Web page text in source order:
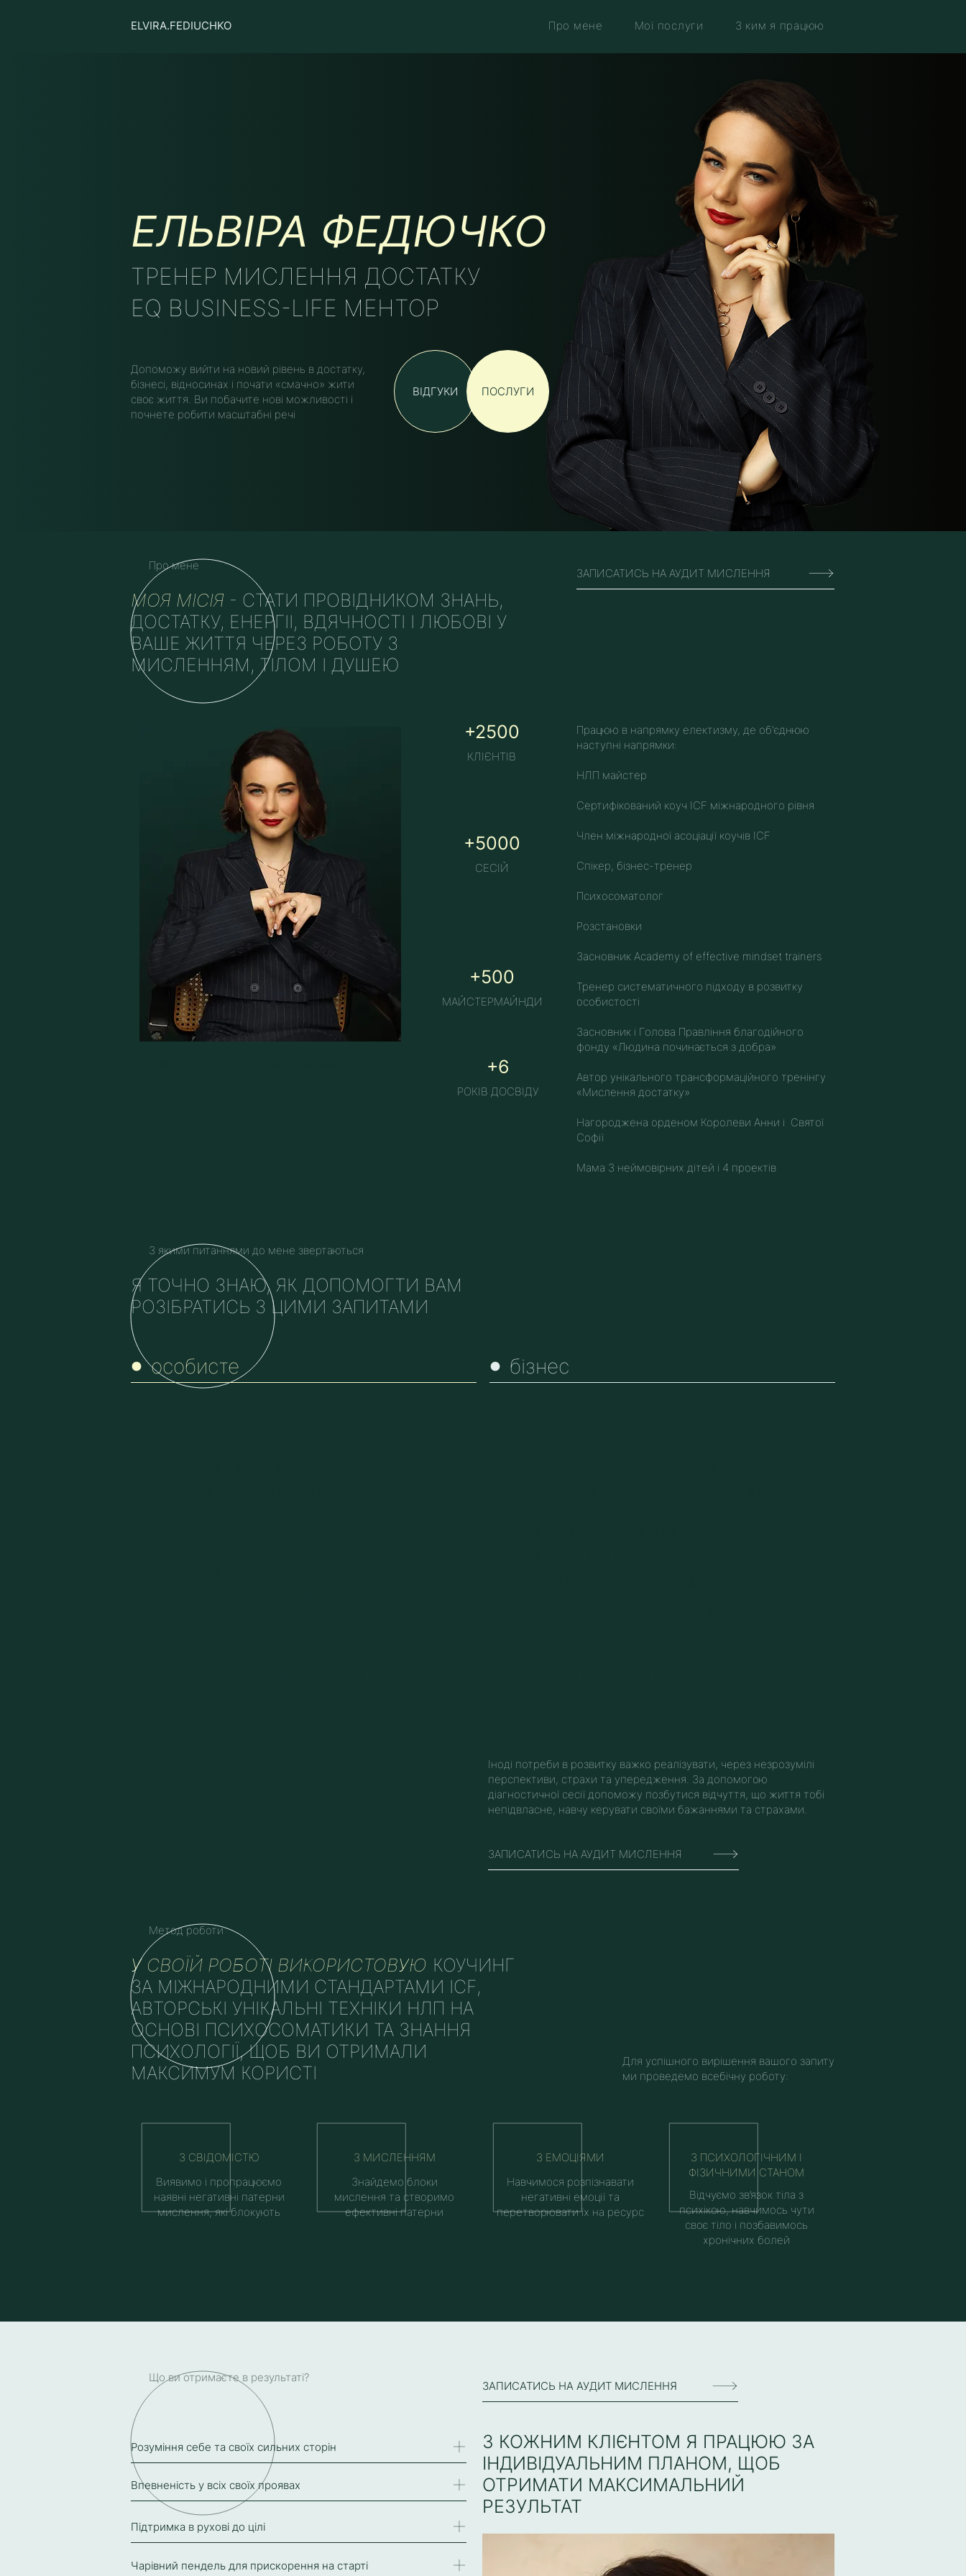
ELVIRA.FEDIUCHKO Про мене Мої послуги З ким я працюю
ЕЛЬВІРА ФЕДЮЧКО
ТРЕНЕР МИСЛЕННЯ ДОСТАТКУ
EQ BUSINESS-LIFE МЕНТОР
Допоможу вийти на новий рівень в достатку,
бізнесі, відносинах і почати «смачно» жити
своє життя. Ви побачите нові можливості і
почнете робити масштабні речі
ВІДГУКИ ПОСЛУГИ
Про мене
ЗАПИСАТИСЬ НА АУДИТ МИСЛЕННЯ
МОЯ МІСІЯ - СТАТИ ПРОВІДНИКОМ ЗНАНЬ,
ДОСТАТКУ, ЕНЕРГІІ, ВДЯЧНОСТІ І ЛЮБОВІ У
ВАШЕ ЖИТТЯ ЧЕРЕЗ РОБОТУ З
МИСЛЕННЯМ, ТІЛОМ І ДУШЕЮ
+2500
КЛІЄНТІВ
+5000
СЕСІЙ
+500
МАЙСТЕРМАЙНДИ
+6
РОКІВ ДОСВІДУ
Працюю в напрямку електизму, де об'єднюю
наступні напрямки:
НЛП майстер
Сертифікований коуч ICF міжнародного рівня
Член міжнародної асоціації коучів ICF
Спікер, бізнес-тренер
Психосоматолог
Розстановки
Засновник Academy of effective mindset trainers
Тренер систематичного підходу в розвитку
особистості
Засновник і Голова Правління благодійного
фонду «Людина починається з добра»
Автор унікального трансформаційного тренінгу
«Мислення достатку»
Нагороджена орденом Королеви Анни і Святої
Софії
Мама 3 неймовірних дітей і 4 проектів
З якими питаннями до мене звертаються
​Я ТОЧНО ЗНАЮ, ЯК ДОПОМОГТИ ВАМ
РОЗІБРАТИСЬ З ЦИМИ ЗАПИТАМИ
особисте бізнес
Іноді потреби в розвитку важко реалізувати, через незрозумілі
перспективи, страхи та упередження. За допомогою
діагностичної сесії допоможу позбутися відчуття, що життя тобі
непідвласне, навчу керувати своїми бажаннями та страхами.
ЗАПИСАТИСЬ НА АУДИТ МИСЛЕННЯ
Метод роботи
У СВОЇЙ РОБОТІ ВИКОРИСТОВУЮ КОУЧИНГ
ЗА МІЖНАРОДНИМИ СТАНДАРТАМИ ICF,
АВТОРСЬКІ УНІКАЛЬНІ ТЕХНІКИ НЛП НА
ОСНОВІ ПСИХОСОМАТИКИ ТА ЗНАННЯ
ПСИХОЛОГІЇ, ЩОБ ВИ ОТРИМАЛИ
МАКСИМУМ КОРИСТІ
Для успішного вирішення вашого запиту
ми проведемо всебічну роботу:
З СВІДОМІСТЮ
Виявимо і пропрацюємо
наявні негативні патерни
мислення, які блокують
З МИСЛЕННЯМ
Знайдемо блоки
мислення та створимо
ефективні патерни
З ЕМОЦІЯМИ
Навчимося розпізнавати
негативні емоції та
перетворювати їх на ресурс
З ПСИХОЛОГІЧНИМ І
ФІЗИЧНИМИ СТАНОМ
Відчуємо зв’язок тіла з
психікою, навчимось чути
своє тіло і позбавимось
хронічних болей
Що ви отримаєте в результаті?
ЗАПИСАТИСЬ НА АУДИТ МИСЛЕННЯ
Розуміння себе та своїх сильних сторін
Впевненість у всіх своїх проявах
Підтримка в рухові до цілі
Чарівний пендель для прискорення на старті
З КОЖНИМ КЛІЄНТОМ Я ПРАЦЮЮ ЗА
ІНДИВІДУАЛЬНИМ ПЛАНОМ, ЩОБ
ОТРИМАТИ МАКСИМАЛЬНИЙ
РЕЗУЛЬТАТ